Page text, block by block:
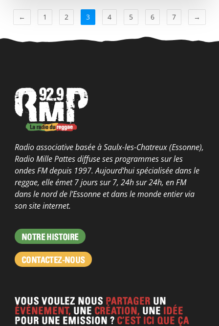
← 1 2 3 4 5 6 7 →
Radio associative basée à Saulx-les-Chatreux (Essonne),
Radio Mille Pattes diffuse ses programmes sur les
ondes FM depuis 1997. Aujourd’hui spécialisée dans le
reggae, elle émet 7 jours sur 7, 24h sur 24h, en FM
dans le nord de l’Essonne et dans le monde entier via
son site internet.
NOTRE HISTOIRE
CONTACTEZ-NOUS
VOUS VOULEZ NOUS PARTAGER UN
ÉVÈNEMENT, UNE CRÉATION, UNE IDÉE
POUR UNE EMISSION ?C’EST ICI QUE ÇA